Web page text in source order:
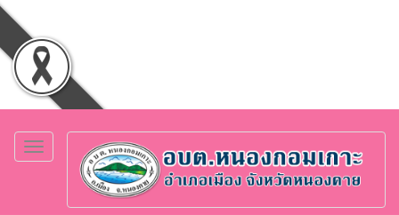
Toggle
navigation